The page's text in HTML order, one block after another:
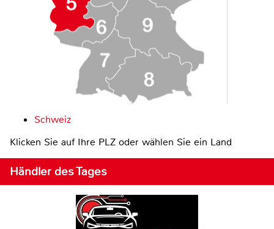
Schweiz
Klicken Sie auf Ihre PLZ oder wählen Sie ein Land
Händler des Tages